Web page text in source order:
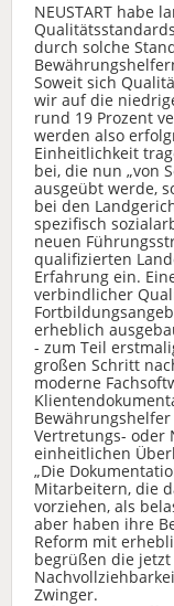
NEUSTART habe
durch solche
Soweit sich
wir auf die
rund 19 Prozent
werden also
Einheitlichkeit
bei, die nun „von
ausgeübt werde,
bei den
spezifisch
neuen
qualifizierten
Erfahrung ein.
verbindlicher
erheblich
- zum Teil
großen Schritt
moderne
Vertretungs- oder
einheitlichen
„Die
Mitarbeitern, die
vorziehen, als
aber haben ihre
Reform mit
begrüßen die
Zwinger.